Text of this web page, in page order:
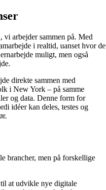
vi arbejder sammen på. Med
i realtid, uanset hvor de
muligt, men også
direkte sammen med
i New York – på samme
og data. Denne form for
idéer kan deles, testes og
brancher, men på forskellige
at udvikle nye digitale